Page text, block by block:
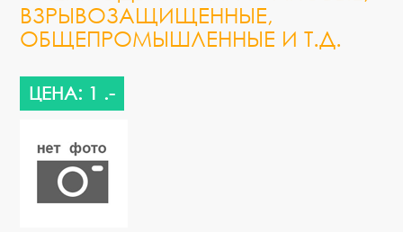
ВЗРЫВОЗАЩИЩЕННЫЕ,
ОБЩЕПРОМЫШЛЕННЫЕ И Т.Д.
ЦЕНА: 1 .-